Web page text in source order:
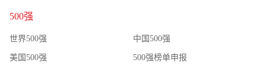
500强
世界500强 中国500强
美国500强 500强榜单申报